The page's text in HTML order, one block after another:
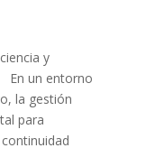
y
En un entorno
la gestión
para